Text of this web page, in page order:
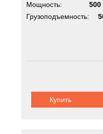
Мощность:
500
Грузоподъемность:
Купить